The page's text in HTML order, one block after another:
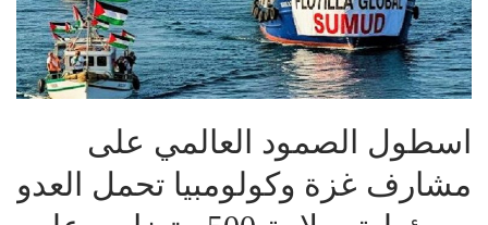
اسطول الصمود العالمي على
مشارف غزة وكولومبيا تحمل العدو